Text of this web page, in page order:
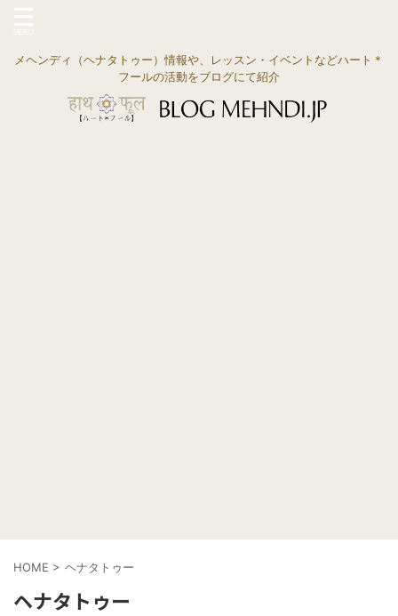
メヘンディ（ヘナタトゥー）情報や、レッスン・イベントなどハート＊
フールの活動をブログにて紹介
HOME > ヘナタトゥー
ヘナタトゥー